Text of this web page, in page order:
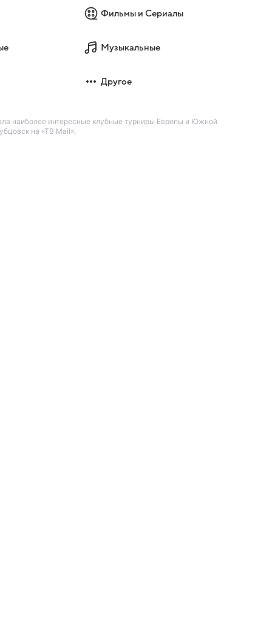
Фильмы и Сериалы
Музыкальные
Другое
наиболее интересные клубные турниры Европы и Южной
на «ТВ Mail».